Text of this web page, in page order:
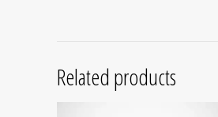
Related products